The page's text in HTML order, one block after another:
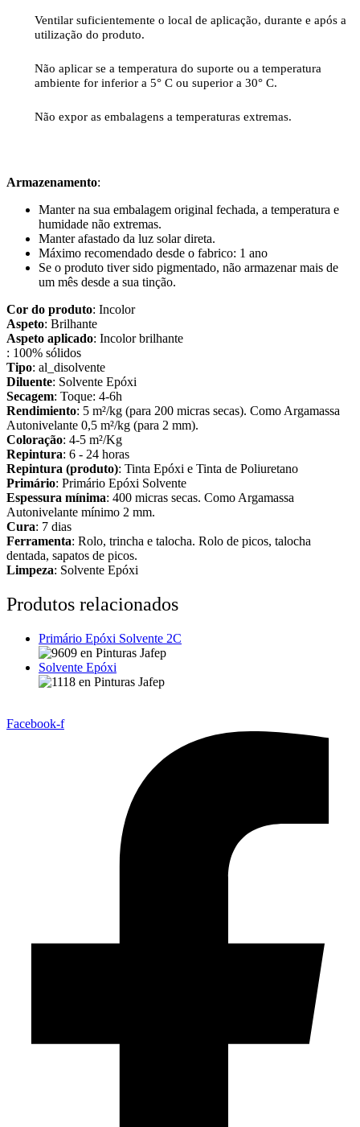
Ventilar suficientemente o local de aplicação, durante e após a
utilização do produto.
Não aplicar se a temperatura do suporte ou a temperatura
ambiente for inferior a 5° C ou superior a 30° C.
Não expor as embalagens a temperaturas extremas.
Armazenamento:
Manter na sua embalagem original fechada, a temperatura e
humidade não extremas.
Manter afastado da luz solar direta.
Máximo recomendado desde o fabrico: 1 ano
Se o produto tiver sido pigmentado, não armazenar mais de
um mês desde a sua tinção.
Cor do produto: Incolor
Aspeto: Brilhante
Aspeto aplicado: Incolor brilhante
: 100% sólidos
Tipo: al_disolvente
Diluente: Solvente Epóxi
Secagem: Toque: 4-6h
Rendimiento: 5 m²/kg (para 200 micras secas). Como Argamassa
Autonivelante 0,5 m²/kg (para 2 mm).
Coloração: 4-5 m²/Kg
Repintura: 6 - 24 horas
Repintura (produto): Tinta Epóxi e Tinta de Poliuretano
Primário: Primário Epóxi Solvente
Espessura mínima: 400 micras secas. Como Argamassa
Autonivelante mínimo 2 mm.
Cura: 7 dias
Ferramenta: Rolo, trincha e talocha. Rolo de picos, talocha
dentada, sapatos de picos.
Limpeza: Solvente Epóxi
Produtos relacionados
Primário Epóxi Solvente 2C
Solvente Epóxi
Facebook-f